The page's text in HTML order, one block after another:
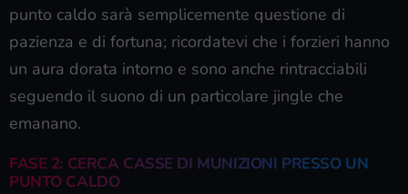
punto caldo sarà semplicemente questione di
pazienza e di fortuna; ricordatevi che i forzieri hanno
un aura dorata intorno e sono anche rintracciabili
seguendo il suono di un particolare jingle che
emanano.
FASE 2: CERCA CASSE DI MUNIZIONI PRESSO UN
PUNTO CALDO